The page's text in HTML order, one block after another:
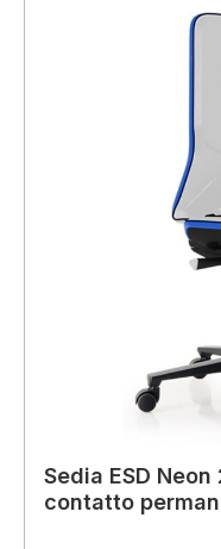
Sedia ESD
contatto